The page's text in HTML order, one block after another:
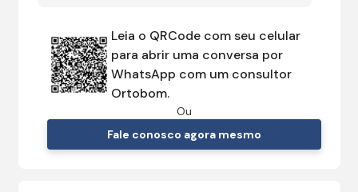
Leia o QRCode com seu celular
para abrir uma conversa por
WhatsApp com um consultor
Ortobom.
Ou
Fale conosco agora mesmo